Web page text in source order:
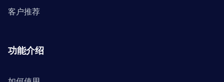
客户推荐
功能介绍